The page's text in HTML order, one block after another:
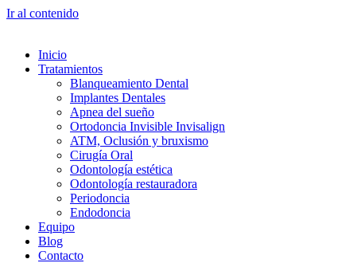
Ir al contenido
Inicio
Tratamientos
Blanqueamiento Dental
Implantes Dentales
Apnea del sueño
Ortodoncia Invisible Invisalign
ATM, Oclusión y bruxismo
Cirugía Oral
Odontología estética
Odontología restauradora
Periodoncia
Endodoncia
Equipo
Blog
Contacto